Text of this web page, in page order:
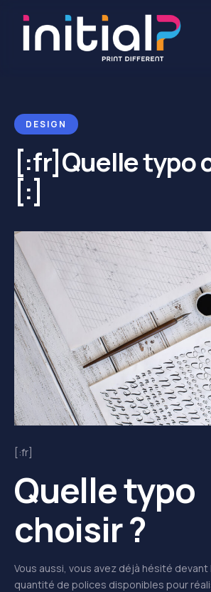
DESIGN
[:fr]Quelle typo
[:]
[:fr]
Quelle typo
choisir ?
Vous aussi, vous avez déjà hésité devant
quantité de polices disponibles pour